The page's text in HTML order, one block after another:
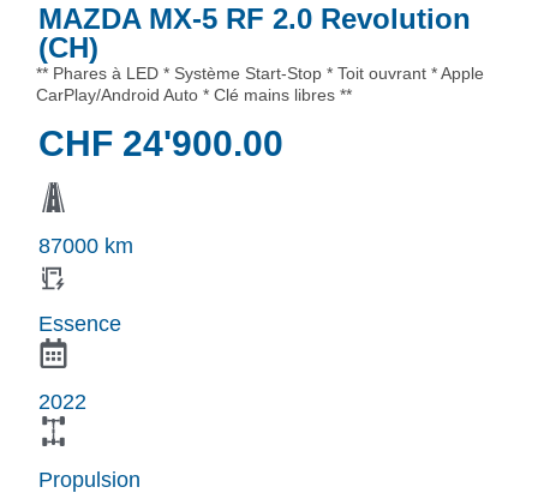
MAZDA MX-5 RF 2.0 Revolution
(CH)
** Phares à LED * Système Start-Stop * Toit ouvrant * Apple
CarPlay/Android Auto * Clé mains libres **
CHF 24'900.00
87000 km
Essence
2022
Propulsion